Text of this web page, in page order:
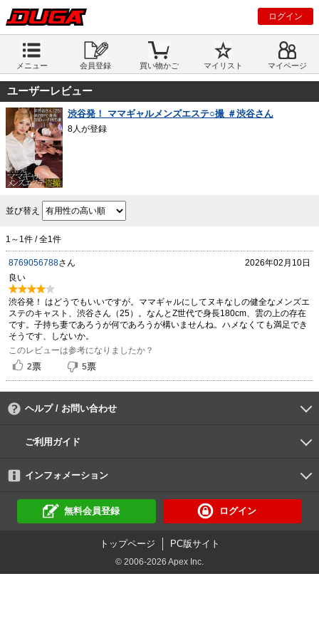
ログイン
メニュー 会員登録 買い物かご マイリスト マイページ
ユーザーレビュー
渋谷発！ ママギャルメンズエステ○撮 ＃渋谷さん
8人が登録
並び替え
1～1件 / 全1件
8769056788さん
2026年02月10日
良い
渋谷発！ はどうでもいいですが。ママギャルにしてヌキなしの健全なメンズエ
ステのキャスト、渋谷さん（25）。なんとZ世代で身長180cm、雲の上の存在
です。子持ち妻であろうが何であろうが構いませんね。ハメなくても満足でき
そうです、しないか。
このレビューは参考になりましたか？
2票 5票
ヘルプ / お問い合わせ
よくあるご質問
ご利用環境
お支払い方法
パスワードの再設定
サポートセンター
ご利用ガイド
初めての方へ
会員登録の手順
作品購入の手順
動画再生の手順
検索のヒント
DUGA Player
インフォメーション
DUGAからのお知らせ
デュガの歴史とあゆみ
利用規約
個人情報保護方針
特定商取引法
資金決済法
倫理基準
サイトマップ無料会員登録 ログイン
トップページ PC版サイト
© 2006-2026 Apex Inc.